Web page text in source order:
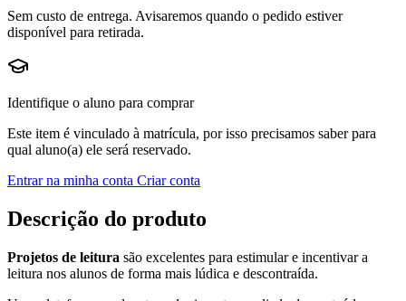
Sem custo de entrega. Avisaremos quando o pedido estiver
disponível para retirada.
Identifique o aluno para comprar
Este item é vinculado à matrícula, por isso precisamos saber para
qual aluno(a) ele será reservado.
Entrar na minha conta Criar conta
Descrição do produto
Projetos de leitura são excelentes para estimular e incentivar a
leitura nos alunos de forma mais lúdica e descontraída.